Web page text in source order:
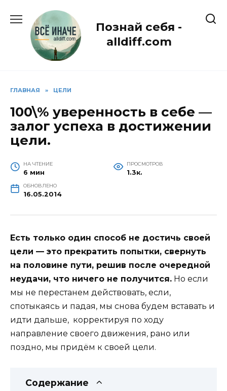
содержанию
Познай себя -
alldiff.com
ГЛАВНАЯ » ЦЕЛИ
100\% уверенность в себе —
залог успеха в достижении
цели.
НА ЧТЕНИЕ
6 мин
ПРОСМОТРОВ
1.3к.
ОБНОВЛЕНО
16.05.2014
Есть только один способ не достичь своей
цели — это прекратить попытки, свернуть
на половине пути, решив после очередной
неудачи, что ничего не получится. Но если
мы не перестанем действовать, если,
спотыкаясь и падая, мы снова будем вставать и
идти дальше, корректируя по ходу
направление своего движения, рано или
поздно, мы придём к своей цели.
Содержание